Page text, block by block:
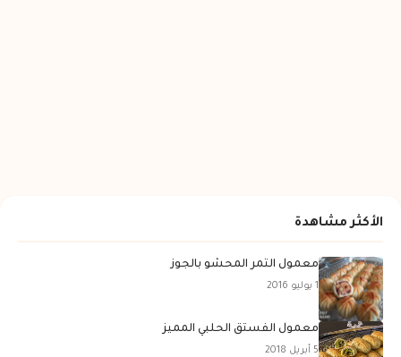
الأكثر مشاهدة
معمول التمر المحشو بالجوز
1 يوليو 2016
معمول الفستق الحلبي المميز
5 أبريل 2018